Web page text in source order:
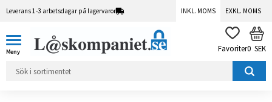
Leverans 1-3 arbetsdagar på lagervaror INKL. MOMS EXKL. MOMS
FAVORITER
0 SEK